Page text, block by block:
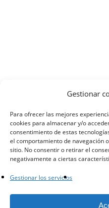
Gestionar
Para ofrecer las mejores
cookies para almacenar y/o
consentimiento de estas
el comportamiento de navegación
sitio. No consentir o retirar el
negativamente a ciertas
Gestionar los servicios
facebook instagram